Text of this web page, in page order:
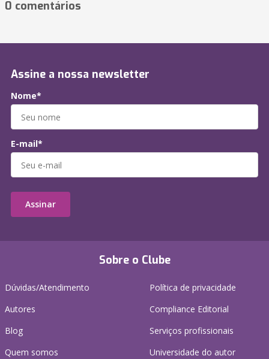
0 comentários
Sobre o Clube
Dúvidas/Atendimento
Autores
Blog
Quem somos
Política de privacidade
Compliance Editorial
Serviços profissionais
Universidade do autor
Assine a nossa newsletter
Nome*
E-mail*
Assinar